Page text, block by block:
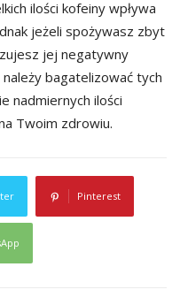
ilości kofeiny wpływa
jeżeli spożywasz zbyt
jej negatywny
należy bagatelizować tych
nadmiernych ilości
Twoim zdrowiu.
Pinterest